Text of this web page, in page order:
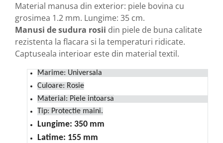
Pompe de apa
Motopompe
Accesorii pentru irigatii
Furtunuri
Hidrofoare
Pompe de apa de suprafata
Pompe recirculare
Pompe submersibile
Sisteme de irigat si stropit
Timp liber
Material manusa din exterior: piele bovina cu
grosimea 1.2 mm. Lungime: 35 cm.
Manusi de sudura rosii din piele de buna calitate
rezistenta la flacara si la temperaturi ridicate.
Captuseala interioar este din material textil.
Marime: Universala
Culoare: Rosie
Material: Piele intoarsa
Tip: Protectie maini.
Lungime: 350 mm
Latime: 155 mm